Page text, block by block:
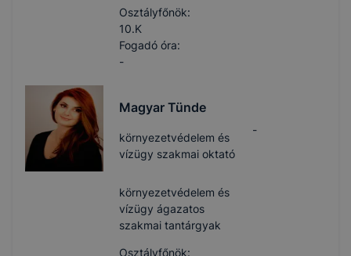
Osztályfőnök:
10.K
Fogadó óra:
-
Magyar Tünde
környezetvédelem és
vízügy szakmai oktató
környezetvédelem és
vízügy ágazatos
szakmai tantárgyak
-
Osztályfőnök: